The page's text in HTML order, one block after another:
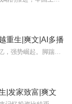
重生|爽文|AI多播
|发家致富|爽文